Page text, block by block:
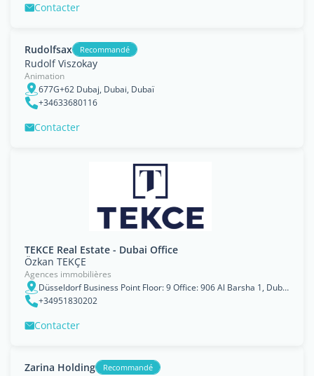
Contacter
Rudolfsax Recommandé
Rudolf Viszokay
Animation
677G+62 Dubaj, Dubai, Dubaï
+34633680116
Contacter
TEKCE Real Estate - Dubai Office
Özkan TEKÇE
Agences immobilières
Düsseldorf Business Point Floor: 9 Office: 906 Al Barsha 1, Dubaï
+34951830202
Contacter
Zarina Holding Recommandé